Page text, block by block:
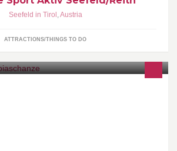
Seefeld in Tirol ,Austria
ATTRACTIONS/THINGS TO DO